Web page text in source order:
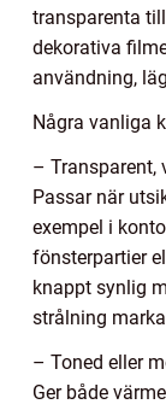
transparenta
dekorativa
användning,
Några vanliga
– Transparent,
Passar när
exempel i
fönsterpartier
knappt synlig
strålning
– Toned eller
Ger både